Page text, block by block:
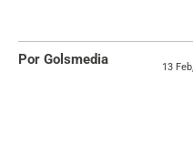
Por Golsmedia 13